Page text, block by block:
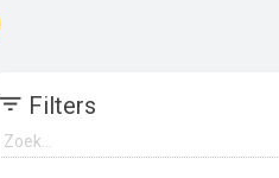
Filters